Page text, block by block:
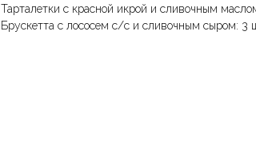
Тарталетки с красной икрой и сливочным
Брускетта с лососем с/с и сливочным сыром: 3